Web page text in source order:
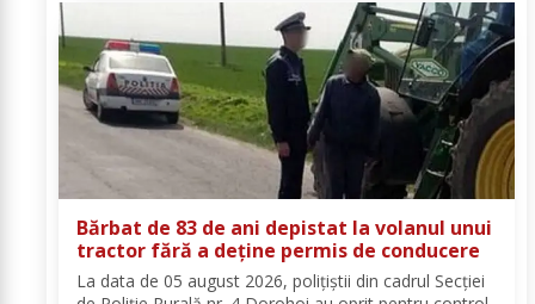
Bărbat de 83 de ani depistat la volanul unui
tractor fără a deține permis de conducere
La data de 05 august 2026, polițiștii din cadrul Secției